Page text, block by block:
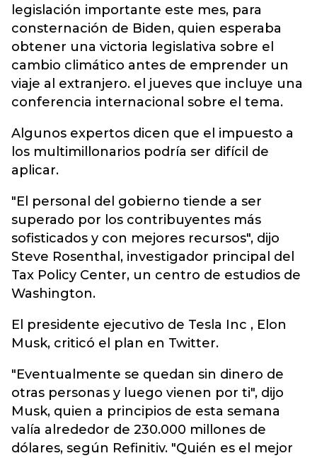
legislación importante este mes, para
consternación de Biden, quien esperaba
obtener una victoria legislativa sobre el
cambio climático antes de emprender un
viaje al extranjero. el jueves que incluye una
conferencia internacional sobre el tema.
Algunos expertos dicen que el impuesto a
los multimillonarios podría ser difícil de
aplicar.
"El personal del gobierno tiende a ser
superado por los contribuyentes más
sofisticados y con mejores recursos", dijo
Steve Rosenthal, investigador principal del
Tax Policy Center, un centro de estudios de
Washington.
El presidente ejecutivo de Tesla Inc , Elon
Musk, criticó el plan en Twitter.
"Eventualmente se quedan sin dinero de
otras personas y luego vienen por ti", dijo
Musk, quien a principios de esta semana
valía alrededor de 230.000 millones de
dólares, según Refinitiv. "Quién es el mejor